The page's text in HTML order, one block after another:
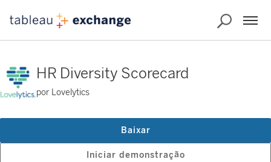
HR Diversity Scorecard
por Lovelytics
Iniciar demonstração
Baixar